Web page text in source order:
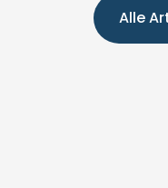
Alle